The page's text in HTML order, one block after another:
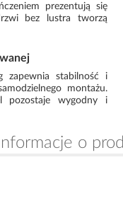
prezentują się
bez lustra tworzą
zapewnia stabilność i
montażu.
pozostaje wygodny i
Informacje o